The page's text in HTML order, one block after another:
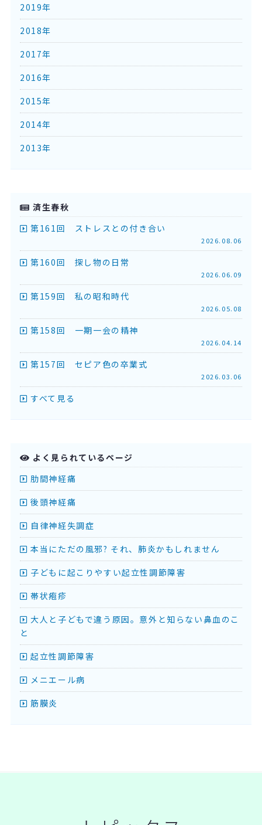
2019年
2018年
2017年
2016年
2015年
2014年
2013年
済生春秋
第161回 ストレスとの付き合い
2026.08.06
第160回 探し物の日常
2026.06.09
第159回 私の昭和時代
2026.05.08
第158回 一期一会の精神
2026.04.14
第157回 セピア色の卒業式
2026.03.06
すべて見る
よく見られているページ
肋間神経痛
後頭神経痛
自律神経失調症
本当にただの風邪? それ、肺炎かもしれません
子どもに起こりやすい起立性調節障害
帯状疱疹
大人と子どもで違う原因。意外と知らない鼻血のこ
と
起立性調節障害
メニエール病
筋膜炎